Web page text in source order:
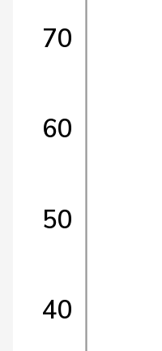
40
50
60
70